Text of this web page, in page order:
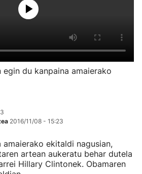
du kanpaina amaierako
2016/11/08 - 15:23
amaierako ekitaldi nagusian,
artean aukeratu behar dutela
Hillary Clintonek. Obamaren